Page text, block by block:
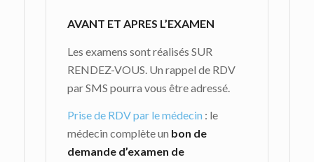
AVANT ET APRES L’EXAMEN
Les examens sont réalisés SUR
RENDEZ-VOUS. Un rappel de RDV
par SMS pourra vous être adressé.
Prise de RDV par le médecin : le
médecin complète un bon de
demanded’examen de